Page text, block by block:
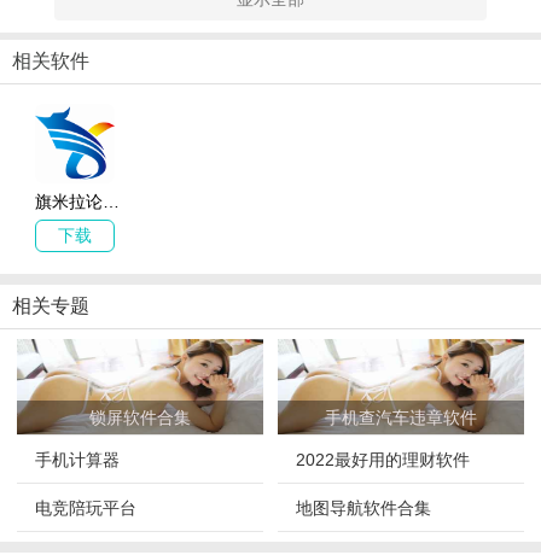
软件功能
1、旗米拉论坛可以发布动态，还能点赞评论别人的帖子。
2、软件内置多种视频资源，可以进行在线高速点播，深受用户喜
爱。
4、每天都有最新的国内外新闻提供，足不出户观看国内外时事。
软件亮点
1、能够为大家提供更多的新闻的事件，了解事情的发生和原由。
2、能够和大家相互的探讨和交流，进行相互的学习和沟通，进行更
好的了解。
3、还能够随时的分享大家的动态，还能够分享自己有趣的事情。
4、旗米拉飞猴论坛能够尽情的放松，还能够相互的了解，尽情的娱
相关软件
下载
相关专题
锁屏软件合集 手机查汽车违章软件
手机计算器 2022最好用的理财软件
电竞陪玩平台 地图导航软件合集